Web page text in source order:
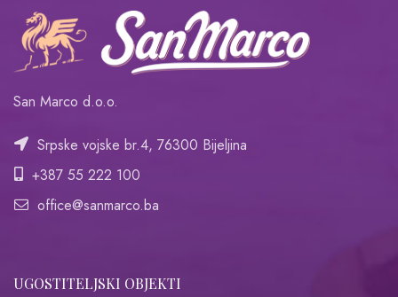
San Marco d.o.o.
Srpske vojske br.4, 76300 Bijeljina
+387 55 222 100
office@sanmarco.ba
UGOSTITELJSKI OBJEKTI